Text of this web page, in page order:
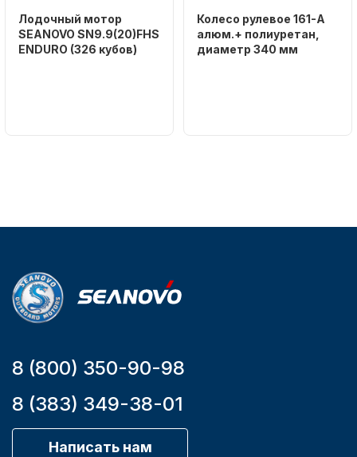
Лодочный мотор
SEANOVO SN9.9(20)FHS
ENDURO (326 кубов)
Колесо рулевое 161-A
алюм.+ полиуретан,
диаметр 340 мм
8 (800) 350-90-98
8 (383) 349-38-01
Написать нам